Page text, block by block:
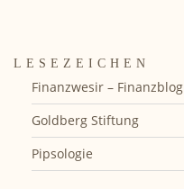
LESEZEICHEN
Finanzwesir – Finanzblog
Goldberg Stiftung
Pipsologie